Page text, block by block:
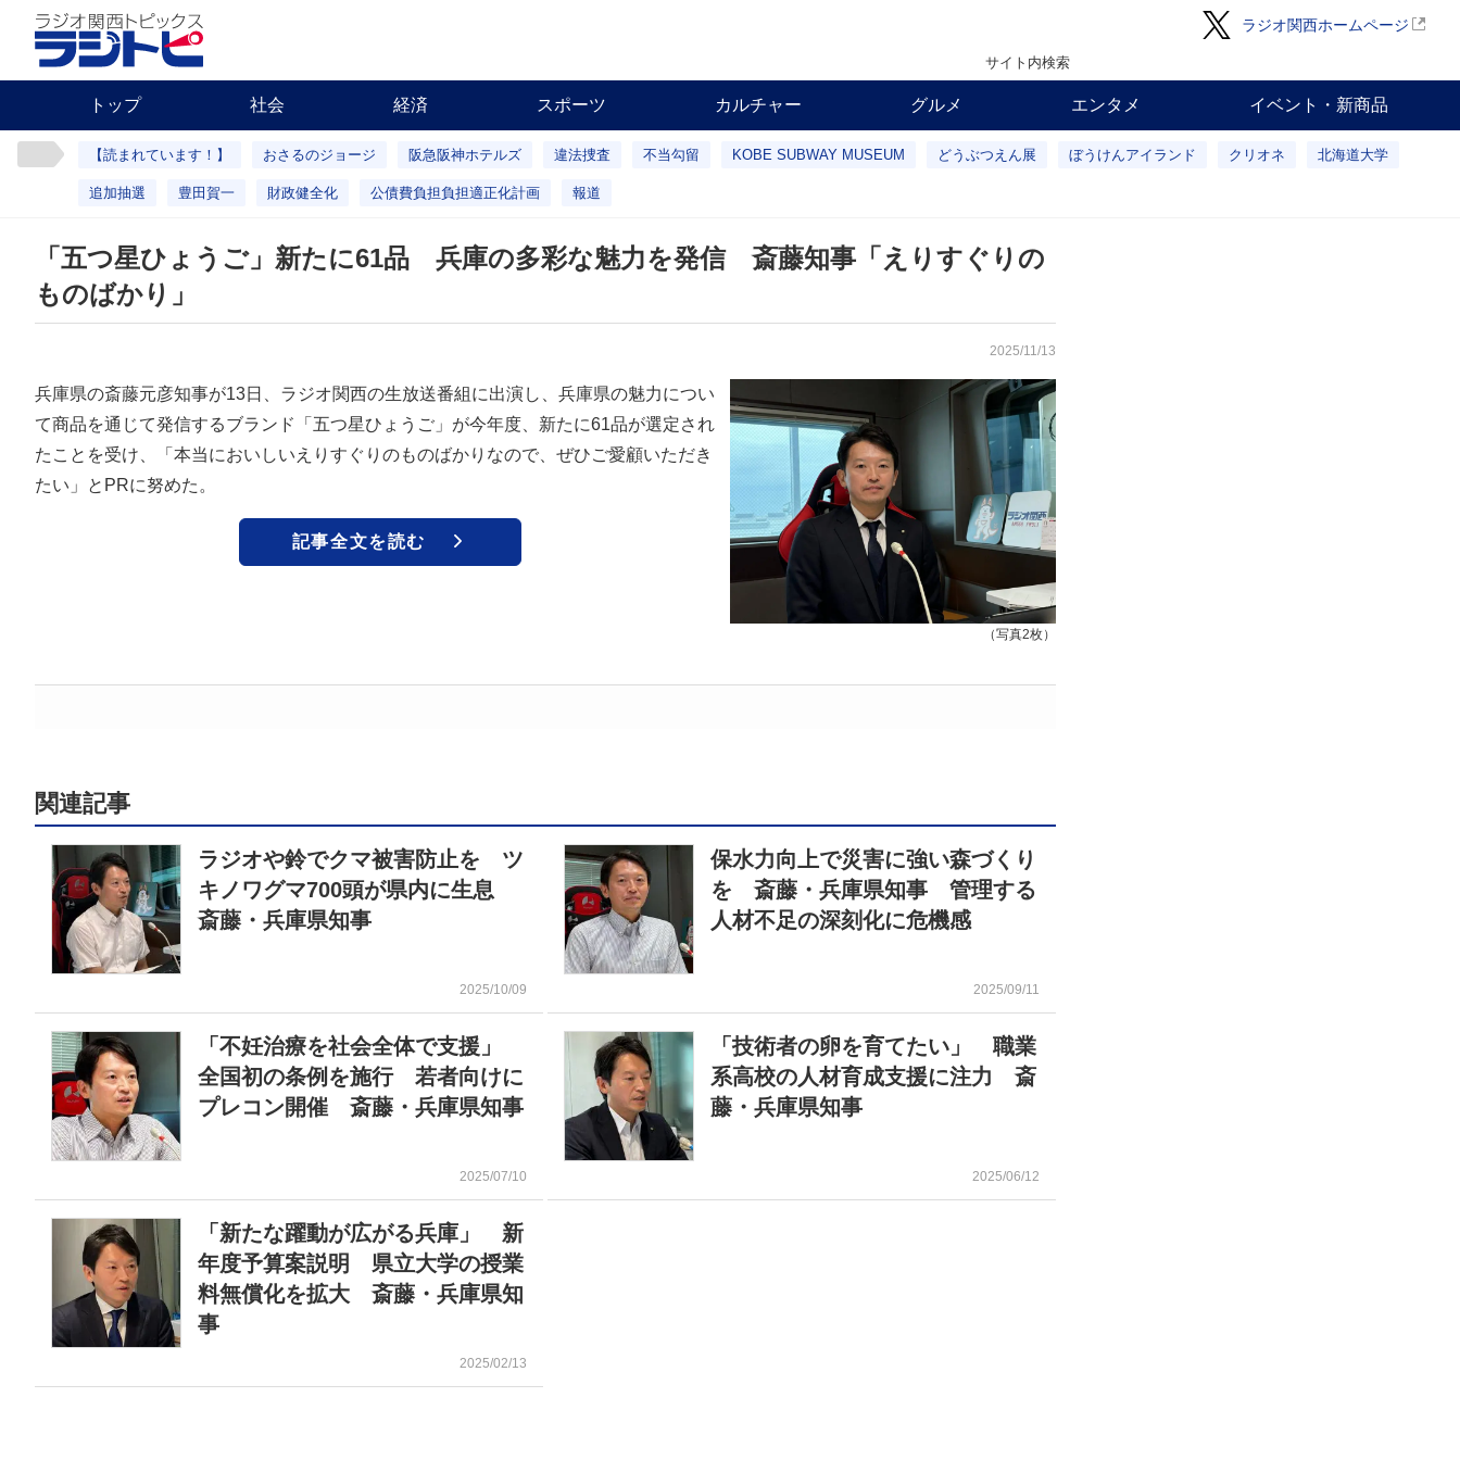
ラジオ関西ホームページ
サイト内検索
トップ 社会 経済 スポーツ カルチャー グルメ エンタメ イベント・新商品
【読まれています！】 おさるのジョージ 阪急阪神ホテルズ 違法捜査 不当勾留 KOBE SUBWAY MUSEUM どうぶつえん展 ぼうけんアイランド クリオネ 北海道大学
追加抽選 豊田賀一 財政健全化 公債費負担負担適正化計画 報道
「五つ星ひょうご」新たに61品 兵庫の多彩な魅力を発信 斎藤知事「えりすぐりの
ものばかり」
2025/11/13
（写真2枚）
兵庫県の斎藤元彦知事が13日、ラジオ関西の生放送番組に出演し、兵庫県の魅力につい
て商品を通じて発信するブランド「五つ星ひょうご」が今年度、新たに61品が選定され
たことを受け、「本当においしいえりすぐりのものばかりなので、ぜひご愛顧いただき
たい」とPRに努めた。
記事全文を読む
関連記事
ラジオや鈴でクマ被害防止を ツ
キノワグマ700頭が県内に生息
斎藤・兵庫県知事
2025/10/09
保水力向上で災害に強い森づくり
を 斎藤・兵庫県知事 管理する
人材不足の深刻化に危機感
2025/09/11
「不妊治療を社会全体で支援」
全国初の条例を施行 若者向けに
プレコン開催 斎藤・兵庫県知事
2025/07/10
「技術者の卵を育てたい」 職業
系高校の人材育成支援に注力 斎
藤・兵庫県知事
2025/06/12
「新たな躍動が広がる兵庫」 新
年度予算案説明 県立大学の授業
料無償化を拡大 斎藤・兵庫県知
事
2025/02/13